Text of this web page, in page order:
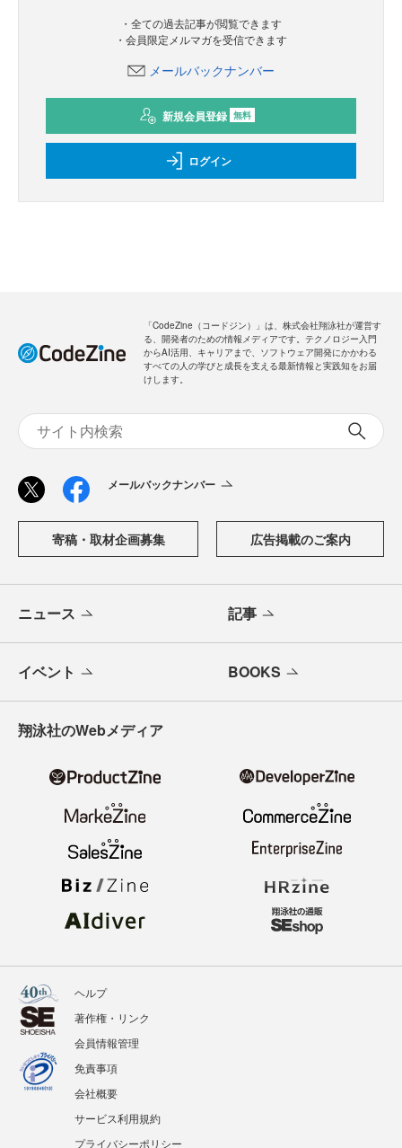
・全ての過去記事が閲覧できます
・会員限定メルマガを受信できます
メールバックナンバー
新規会員登録 無料
ログイン
「CodeZine（コードジン）」は、株式会社翔泳社が運営す
る、開発者のための情報メディアです。テクノロジー入門
からAI活用、キャリアまで、ソフトウェア開発にかかわる
すべての人の学びと成長を支える最新情報と実践知をお届
けします。
メールバックナンバー
寄稿・取材企画募集 広告掲載のご案内
ニュース 記事
イベント BOOKS
翔泳社のWebメディア
ヘルプ
著作権・リンク
会員情報管理
免責事項
会社概要
サービス利用規約
プライバシーポリシー